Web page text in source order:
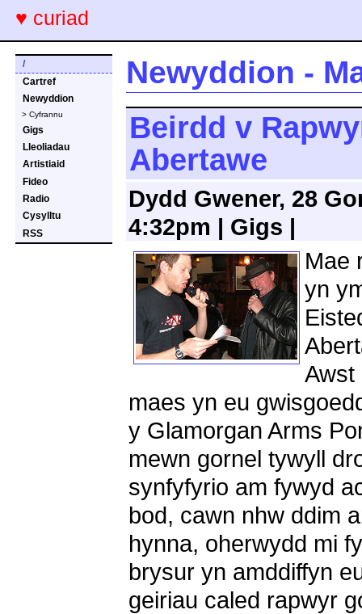
♥ curiad
/
Cartref
Newyddion
> Cyfrannu
Gigs
Lleoliadau
Artistiaid
Fideo
Radio
Cysylltu
RSS
Newyddion -
Beirdd v
Abertawe
Dydd Gwener, 28
4:32pm | Gigs |
Mae
yn
Awst
maes yn eu
y Glamorgan Arms
mewn gornel tywyll
synfyfyrio am fywyd
bod, cawn nhw ddim
hynna, oherwydd mi
brysur yn amddiffyn
geiriau caled rapwyr